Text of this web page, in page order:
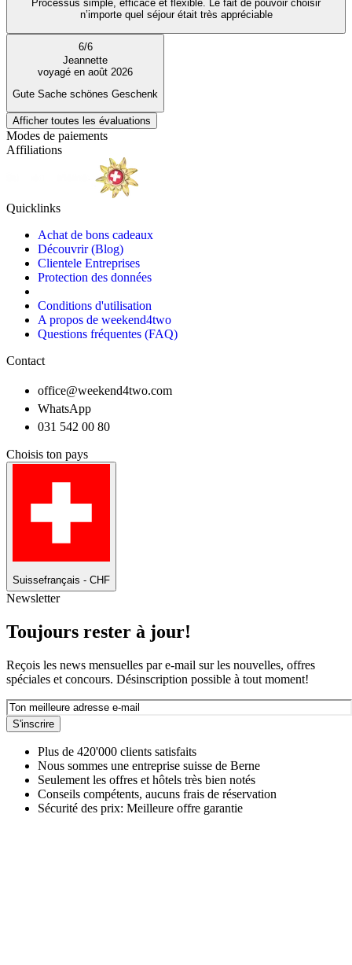
Processus simple, efficace et flexible. Le fait de pouvoir choisir
n’importe quel séjour était très appréciable
6/6
Jeannette
voyagé en août 2026
Gute Sache schönes Geschenk
Afficher toutes les évaluations
Modes de paiements
Affiliations
Quicklinks
Achat de bons cadeaux
Découvrir (Blog)
Clientele Entreprises
Protection des données
Conditions d'utilisation
A propos de weekend4two
Questions fréquentes (FAQ)
Contact
office@weekend4two.com
WhatsApp
031 542 00 80
Choisis ton pays
Suissefrançais - CHF
Newsletter
Toujours rester à jour!
Reçois les news mensuelles par e-mail sur les nouvelles, offres
spéciales et concours. Désinscription possible à tout moment!
S'inscrire
Plus de 420'000 clients satisfaits
Nous sommes une entreprise suisse de Berne
Seulement les offres et hôtels très bien notés
Conseils compétents, aucuns frais de réservation
Sécurité des prix: Meilleure offre garantie